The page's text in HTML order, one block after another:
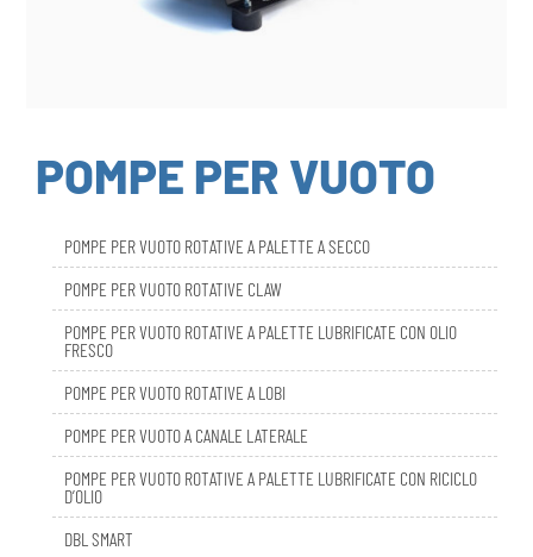
POMPE PER VUOTO
POMPE PER VUOTO ROTATIVE A PALETTE A SECCO
POMPE PER VUOTO ROTATIVE CLAW
POMPE PER VUOTO ROTATIVE A PALETTE LUBRIFICATE CON OLIO
FRESCO
POMPE PER VUOTO ROTATIVE A LOBI
POMPE PER VUOTO A CANALE LATERALE
POMPE PER VUOTO ROTATIVE A PALETTE LUBRIFICATE CON RICICLO
D’OLIO
DBL SMART